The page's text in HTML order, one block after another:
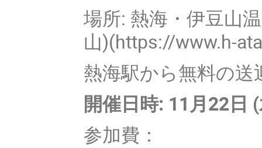
場所: 熱海・伊豆山
山)(https://www.h-
熱海駅から無料の
開催日時: 11月22日
参加費：